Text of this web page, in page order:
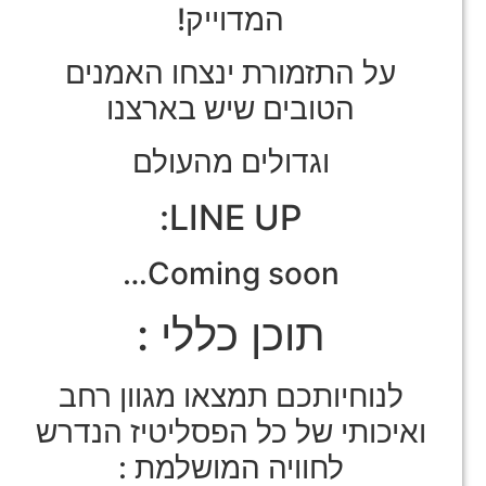
המדוייק!
על התזמורת ינצחו האמנים
הטובים שיש בארצנו
וגדולים מהעולם
LINE UP:
Coming soon…
תוכן כללי :
לנוחיותכם תמצאו מגוון רחב
ואיכותי של כל הפסליטיז הנדרש
לחוויה המושלמת :